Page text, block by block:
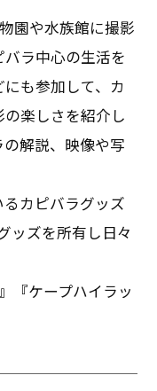
園や水族館に撮影
ラ中心の生活を
も参加して、カ
楽しさを紹介し
解説、映像や写
カピバラグッズ
ッズを所有し日々
『ケープハイラッ